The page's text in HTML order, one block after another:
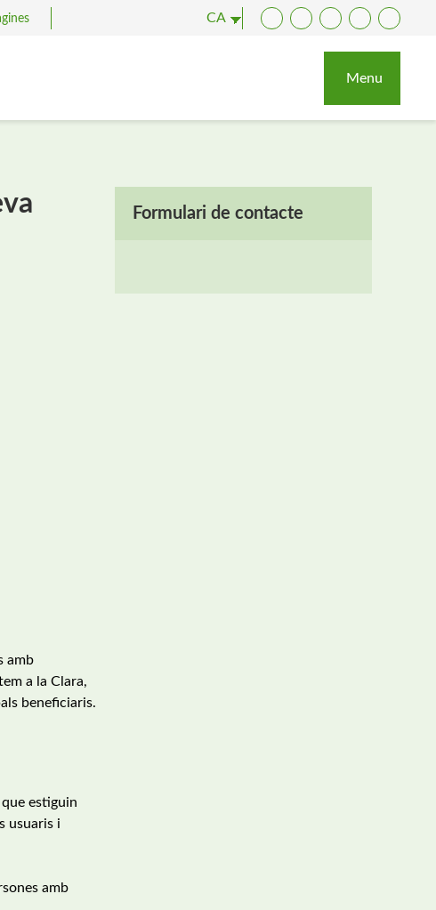
CA
Facebook
TwitterYouTubeInstagram
Menu
amb
a la Clara,
beneficiaris.
estiguin
usuaris i
amb
Formulari de contacte